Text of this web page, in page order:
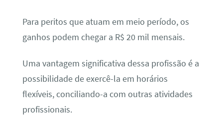
Para peritos que atuam em meio período, os
ganhos podem chegar a R$ 20 mil mensais.
Uma vantagem significativa dessa profissão é a
possibilidade de exercê-la em horários
flexíveis, conciliando-a com outras atividades
profissionais.